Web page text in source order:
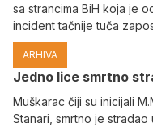
sa strancima BiH koja je
incident tačnije tuča
ARHIVA
Јedno lice smrtno
Muškarac čiji su inicijali
Stanari, smrtno je stradao